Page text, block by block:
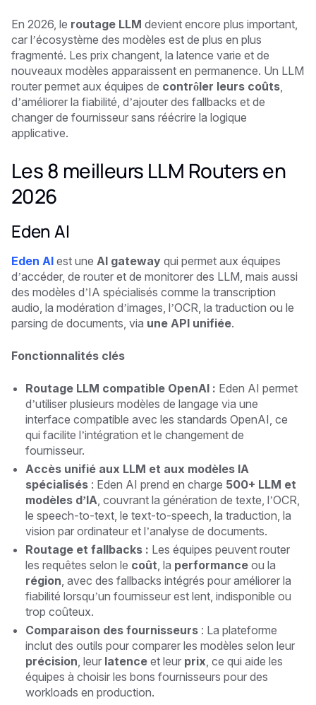
En 2026, le routage LLM devient encore plus important,
car l’écosystème des modèles est de plus en plus
fragmenté. Les prix changent, la latence varie et de
nouveaux modèles apparaissent en permanence. Un LLM
router permet aux équipes de contrôler leurs coûts,
d’améliorer la fiabilité, d’ajouter des fallbacks et de
changer de fournisseur sans réécrire la logique
applicative.
Les 8 meilleurs LLM Routers en
2026
Eden AI
Eden AI est une AI gateway qui permet aux équipes
d’accéder, de router et de monitorer des LLM, mais aussi
des modèles d’IA spécialisés comme la transcription
audio, la modération d’images, l’OCR, la traduction ou le
parsing de documents, via une API unifiée.
Fonctionnalités clés
Routage LLM compatible OpenAI : Eden AI permet
d’utiliser plusieurs modèles de langage via une
interface compatible avec les standards OpenAI, ce
qui facilite l’intégration et le changement de
fournisseur.
Accès unifié aux LLM et aux modèles IA
spécialisés : Eden AI prend en charge 500+ LLM et
modèles d’IA, couvrant la génération de texte, l’OCR,
le speech-to-text, le text-to-speech, la traduction, la
vision par ordinateur et l’analyse de documents.
Routage et fallbacks : Les équipes peuvent router
les requêtes selon le coût, la performance ou la
région, avec des fallbacks intégrés pour améliorer la
fiabilité lorsqu’un fournisseur est lent, indisponible ou
trop coûteux.
Comparaison des fournisseurs : La plateforme
inclut des outils pour comparer les modèles selon leur
précision, leur latence et leur prix, ce qui aide les
équipes à choisir les bons fournisseurs pour des
workloads en production.